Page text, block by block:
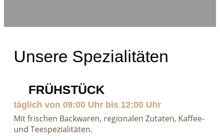
Unsere Spezialitäten
FRÜHSTÜCK
täglich von 09:00 Uhr bis 12:00 Uhr
Mit frischen Backwaren, regionalen Zutaten, Kaffee-
und Teespezialitäten.